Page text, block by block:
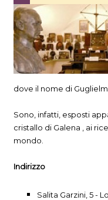
dove il nome di
Sono, infatti, esposti
cristallo di Galena , ai
mondo.
Indirizzo
Salita Garzini, 5 -